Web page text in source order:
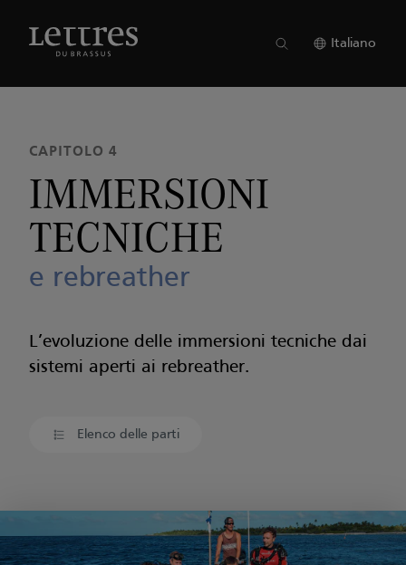
Italiano
CAPITOLO 4
IMMERSIONI
TECNICHE
e rebreather
L’evoluzione delle immersioni tecniche dai
sistemi aperti ai rebreather.
Elenco delle parti